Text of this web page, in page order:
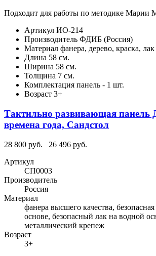
Подходит для работы по методике Марии
Артикул ИО-214
Производитель ФДИБ (Россия)
Материал фанера, дерево, краска, лак
Длина 58 см.
Ширина 58 см.
Толщина 7 см.
Комплектация панель - 1 шт.
Возраст 3+
Тактильно развивающая панель
времена года, Сандстол
28 800 руб.
26 496 руб.
Артикул
СП0003
Производитель
Россия
Материал
фанера высшего качества,
основе, безопасный лак на водной
металлический крепеж
Возраст
3+